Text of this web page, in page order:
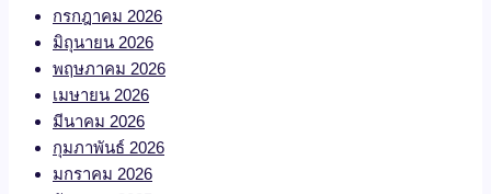
กรกฎาคม 2026
มิถุนายน 2026
พฤษภาคม 2026
เมษายน 2026
มีนาคม 2026
กุมภาพันธ์ 2026
มกราคม 2026